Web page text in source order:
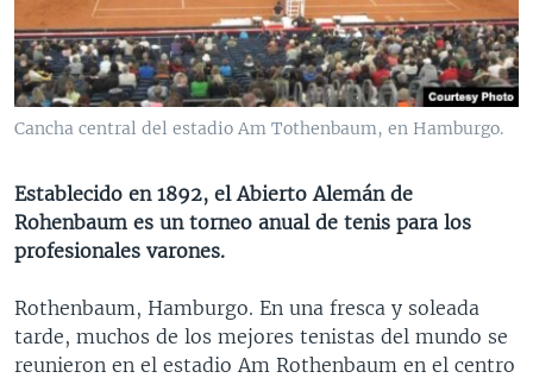
VENEZUELA
BRASIL
NICARAGUA
ECONOMÍA
ENTRETENIMIENTO Y CULTURA
TECNOLOGÍA
CIENCIA Y SALUD
MULTIMEDIA
VIDEOS
FOTOGRAFÍA
PROGRAMAS TV
EL MUNDO AL DÍA
VISIÓN 360
LAS CLAVES
RADIO
AUDIONOTICIAS
BUENOS DÍAS AMÉRICA
EL MUNDO AL DÍA [RADIO]
FORO [RADIO]
DOCUMENTALES DE LA VOA
Learning English
SÍGANOS
Cancha central del estadio Am Tothenbaum, en Hamburgo.
Establecido en 1892, el Abierto Alemán de
Rohenbaum es un torneo anual de tenis para los
profesionales varones.
Rothenbaum, Hamburgo. En una fresca y soleada
tarde, muchos de los mejores tenistas del mundo se
reunieron en el estadio Am Rothenbaum en el centro